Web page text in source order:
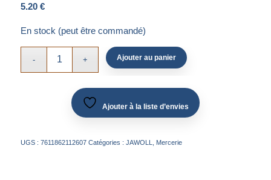
5.20 €
En stock (peut être commandé)
Ajouter au panier
Ajouter à la liste d’envies
UGS : 7611862112607 Catégories : JAWOLL Mercerie